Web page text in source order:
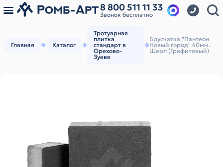
8 800 511 11 33
Звонок бесплатно
Главная Каталог
Тротуарная
плитка
стандарт в
Орехово-
Зуеве
Брусчатка "Пантеон
Новый город" 40мм.
Шерл (Графитовый)